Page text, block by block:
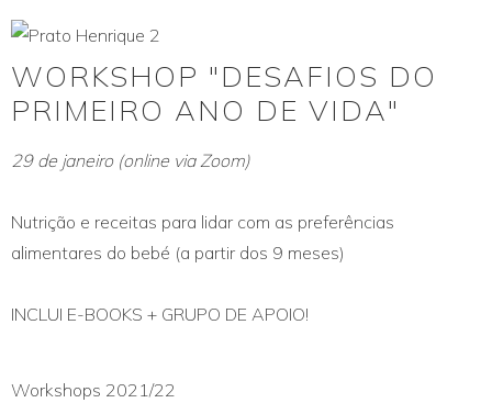
WORKSHOP "DESAFIOS DO
PRIMEIRO ANO DE VIDA"
29 de janeiro (online via Zoom)
Nutrição e receitas para lidar com as preferências
alimentares do bebé (a partir dos 9 meses)
INCLUI E-BOOKS + GRUPO DE APOIO!
Workshops 2021/22